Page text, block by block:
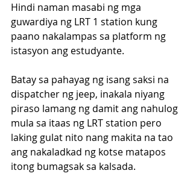
Hindi naman masabi ng mga
guwardiya ng LRT 1 station kung
paano nakalampas sa platform ng
istasyon ang estudyante.
Batay sa pahayag ng isang saksi na
dispatcher ng jeep, inakala niyang
piraso lamang ng damit ang nahulog
mula sa itaas ng LRT station pero
laking gulat nito nang makita na tao
ang nakaladkad ng kotse matapos
itong bumagsak sa kalsada.